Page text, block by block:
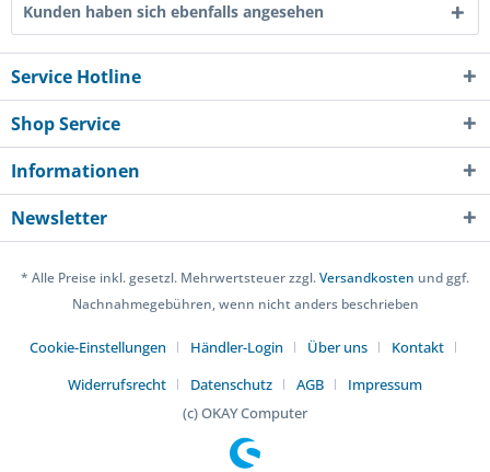
Kunden haben sich ebenfalls angesehen
Service Hotline
Shop Service
Informationen
Newsletter
* Alle Preise inkl. gesetzl. Mehrwertsteuer zzgl.Versandkosten und ggf.
Nachnahmegebühren, wenn nicht anders beschrieben
Cookie-Einstellungen Händler-Login Über uns
Kontakt
Widerrufsrecht
Datenschutz AGB
Impressum
(c) OKAY Computer